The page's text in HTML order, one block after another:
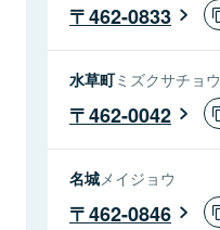
462-0833
水草町ミズクサチョウ
462-0042
名城 メイジョウ
462-0846